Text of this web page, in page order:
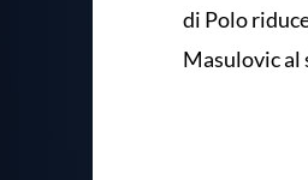
di Polo
Masulovic al